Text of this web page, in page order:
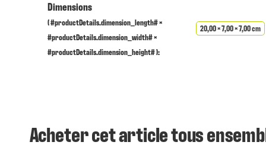
Dimensions
( #productDetails.dimension_length# ×
#productDetails.dimension_width# ×
#productDetails.dimension_height# ):
20,00 × 7,00 × 7,00 cm
Acheter cet article tous